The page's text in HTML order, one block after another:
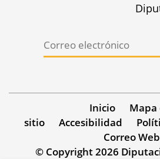
Inicio
Mapa
sitio
Accesibilidad
Correo Web
© Copyright 2026